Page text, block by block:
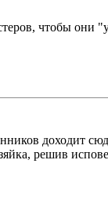
чтобы
доходит
решив